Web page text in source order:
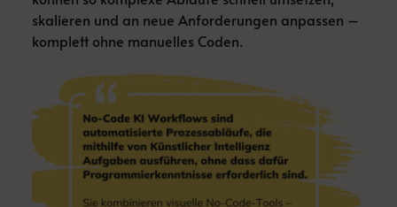
skalieren und an neue Anforderungen anpassen –
komplett ohne manuelles Coden.